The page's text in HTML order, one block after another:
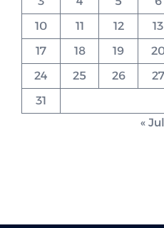
10
11 12 13
17
18 19
24
25 26 27
31
«